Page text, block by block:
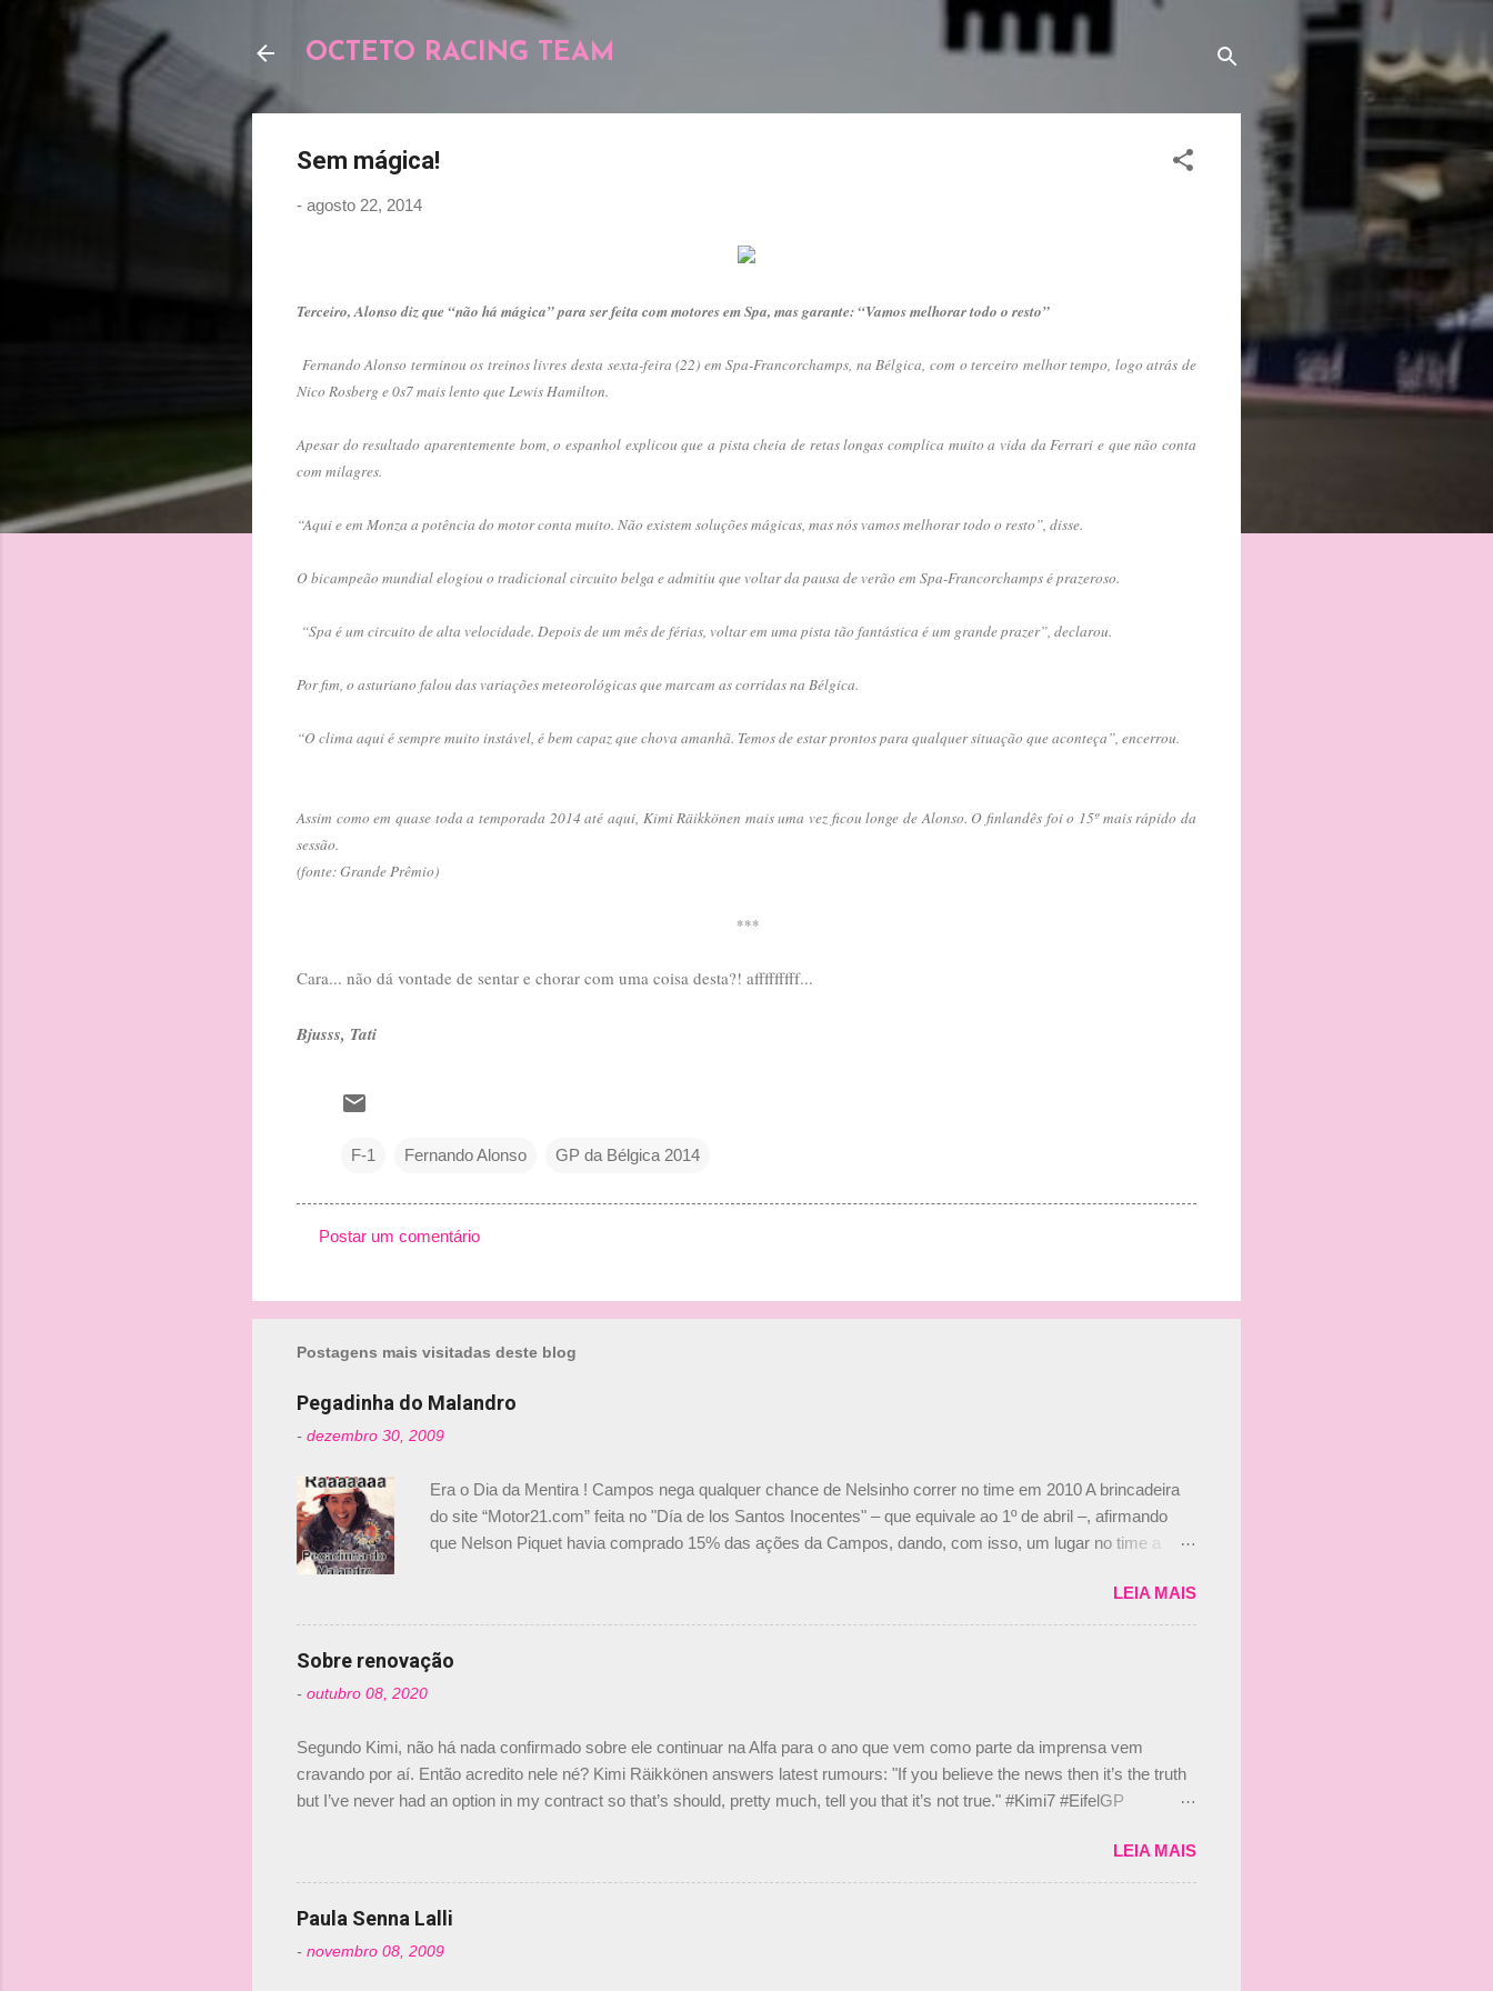
OCTETO RACING TEAM
Sem mágica!
- agosto 22, 2014
Terceiro, Alonso diz que “não há mágica” para ser feita com motores em Spa, mas garante: “Vamos melhorar todo o resto”
Fernando Alonso terminou os treinos livres desta sexta-feira (22) em Spa-Francorchamps, na Bélgica, com o terceiro melhor tempo, logo atrás de
Nico Rosberg e 0s7 mais lento que Lewis Hamilton.
Apesar do resultado aparentemente bom, o espanhol explicou que a pista cheia de retas longas complica muito a vida da Ferrari e que não conta
com milagres.
“Aqui e em Monza a potência do motor conta muito. Não existem soluções mágicas, mas nós vamos melhorar todo o resto”, disse.
O bicampeão mundial elogiou o tradicional circuito belga e admitiu que voltar da pausa de verão em Spa-Francorchamps é prazeroso.
“Spa é um circuito de alta velocidade. Depois de um mês de férias, voltar em uma pista tão fantástica é um grande prazer”, declarou.
Por fim, o asturiano falou das variações meteorológicas que marcam as corridas na Bélgica.
“O clima aqui é sempre muito instável, é bem capaz que chova amanhã. Temos de estar prontos para qualquer situação que aconteça”, encerrou.
Assim como em quase toda a temporada 2014 até aqui, Kimi Räikkönen mais uma vez ficou longe de Alonso. O finlandês foi o 15º mais rápido da
sessão.
(fonte: Grande Prêmio)
***
Cara... não dá vontade de sentar e chorar com uma coisa desta?! afffffffff...
Bjusss, Tati
F-1 Fernando Alonso GP da Bélgica 2014
m
e
t
á
r
i
o
s
Postar um comentário
Postagens mais visitadas deste blog
Pegadinha do Malandro
- dezembro 30, 2009
Era o Dia da Mentira ! Campos nega qualquer chance de Nelsinho correr no time em 2010 A brincadeira
do site “Motor21.com” feita no "Día de los Santos Inocentes" – que equivale ao 1º de abril –, afirmando
que Nelson Piquet havia comprado 15% das ações da Campos, dando, com isso, um lugar no time a
dirigente foi taxativo ao declarar que o brasileiro não será o companheiro de Bruno Senna em 2010. "Na
verdade, nós recebemos uma oferta de Piquet", admitiu Audetto. “Mas depois de ter assinado com Bruno
Senna, não podemos ter dois brasileiros”, explicou, dizendo ainda que não tem nada contra o filho do
LEIA MAIS
Sobre renovação
- outubro 08, 2020
Segundo Kimi, não há nada confirmado sobre ele continuar na Alfa para o ano que vem como parte da imprensa vem
cravando por aí. Então acredito nele né? Kimi Räikkönen answers latest rumours: "If you believe the news then it’s the truth
but I’ve never had an option in my contract so that’s should, pretty much, tell you that it’s not true." #Kimi7 #EifelGP
falando sobre o fato do Iceman estar há tantos anos na F1. What is it like to have Kimi as a team mate? 🙌 Over to you,
@RGrosjean ! #EifelGP 🇩🇪 #F1 pic.twitter.com/GSAu1LWnwW — Formula 1 (@F1) October 8, 2020 Beijinhos, Ludy
LEIA MAIS
Paula Senna Lalli
- novembro 08, 2009